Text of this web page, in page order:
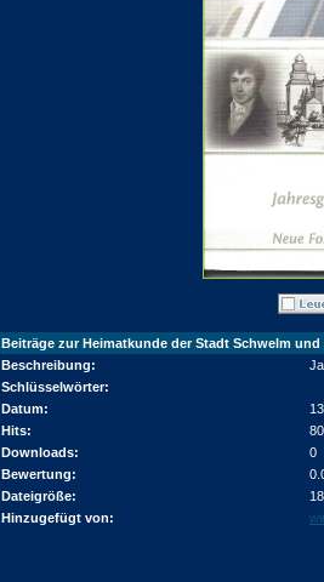
Beiträge zur Heimatkunde der Stadt Schwelm
Beschreibung:
Schlüsselwörter:
Datum:
Hits:
Downloads:
0
Bewertung:
Dateigröße:
Hinzugefügt von: